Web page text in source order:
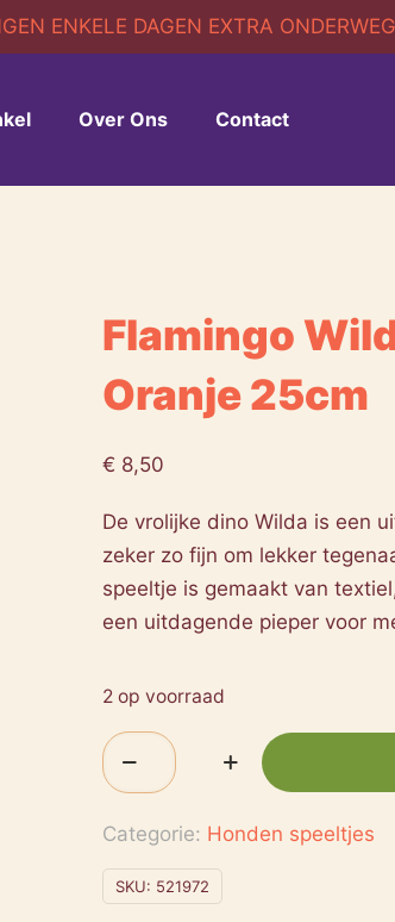
ENKELE DAGEN EXTRA
Over Ons Contact
Flamingo
Oranje 25cm
€ 8,50
De vrolijke dino Wilda is een
zeker zo fijn om lekker
speeltje is gemaakt van
een uitdagende pieper voor
2 op voorraad
Flamingo
Wilda
Oranje
25cm
Categorie: Honden speeltjes
SKU: 521972